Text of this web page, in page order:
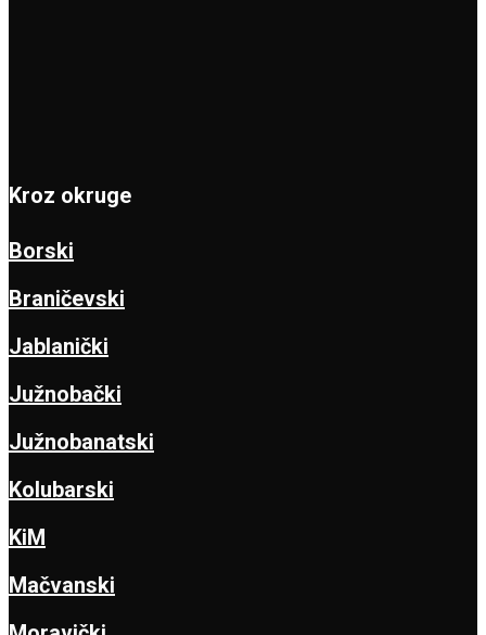
Kroz okruge
Borski
Braničevski
Jablanički
Južnobački
Južnobanatski
Kolubarski
KiM
Mačvanski